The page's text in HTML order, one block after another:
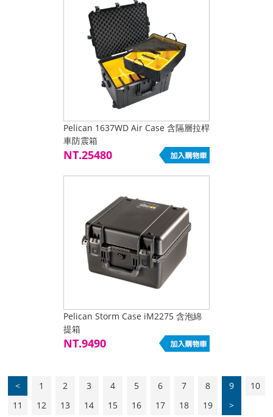
Pelican 1637WD Air Case 含隔層拉桿
車防震箱
NT.25480
Pelican Storm Case iM2275 含泡綿
提箱
NT.9490
< 1 2 3 4 5 6 7 8 9
10
11
12 13 14 15 16 17 18 19 >